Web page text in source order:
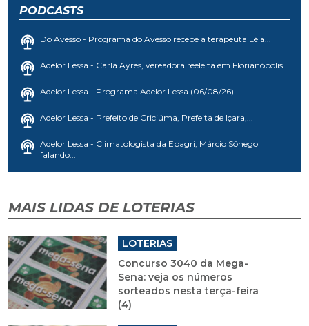
PODCASTS
Do Avesso - Programa do Avesso recebe a terapeuta Léia...
Adelor Lessa - Carla Ayres, vereadora reeleita em Florianópolis...
Adelor Lessa - Programa Adelor Lessa (06/08/26)
Adelor Lessa - Prefeito de Criciúma, Prefeita de Içara,...
Adelor Lessa - Climatologista da Epagri, Márcio Sônego
falando...
MAIS LIDAS DE LOTERIAS
LOTERIAS
Concurso 3040 da Mega-
Sena: veja os números
sorteados nesta terça-feira
(4)